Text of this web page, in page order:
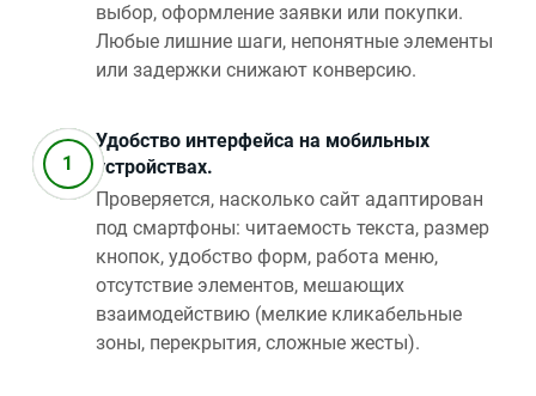
выбор, оформление заявки или покупки.
Любые лишние шаги, непонятные элементы
или задержки снижают конверсию.
Удобство интерфейса на мобильных
устройствах.
Проверяется, насколько сайт адаптирован
под смартфоны: читаемость текста, размер
кнопок, удобство форм, работа меню,
отсутствие элементов, мешающих
взаимодействию (мелкие кликабельные
зоны, перекрытия, сложные жесты).